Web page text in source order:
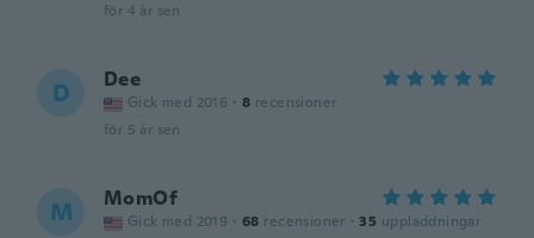
för 4 år sen
D Dee
Gick med 2016 · 8 recensioner
för 5 år sen
M MomOf
Gick med 2019 · 68 recensioner · 35 uppladdningar